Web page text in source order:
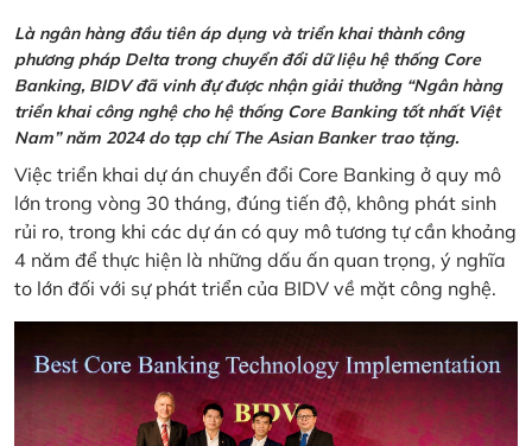
Là ngân hàng đầu tiên áp dụng và triển khai thành công
phương pháp Delta trong chuyển đổi dữ liệu hệ thống Core
Banking, BIDV đã vinh đự được nhận giải thưởng “Ngân hàng
triển khai công nghệ cho hệ thống Core Banking tốt nhất Việt
Nam” năm 2024 do tạp chí The Asian Banker trao tặng.
Việc triển khai dự án chuyển đổi Core Banking ở quy mô
lớn trong vòng 30 tháng, đúng tiến độ, không phát sinh
rủi ro, trong khi các dự án có quy mô tương tự cần khoảng
4 năm để thực hiện là những dấu ấn quan trọng, ý nghĩa
to lớn đối với sự phát triển của BIDV về mặt công nghệ.